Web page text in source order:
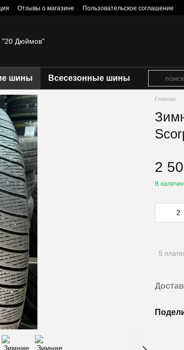
Отзывы о магазине
Пользовательское соглашение
"20 Дюймов"
шины Всесезонные шины
Главная
2
В наличии
5